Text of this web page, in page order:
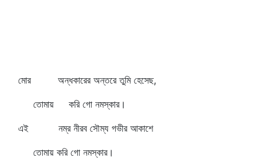
মোর অন্ধকারের অন্তরে তুমি হেসেছ,
তোমায় করি গো নমস্কার।
এই নম্র নীরব সৌম্য গভীর আকাশে
তোমায় করি গো নমস্কার।